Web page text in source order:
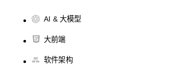
AI & 大模型
大前端
软件架构